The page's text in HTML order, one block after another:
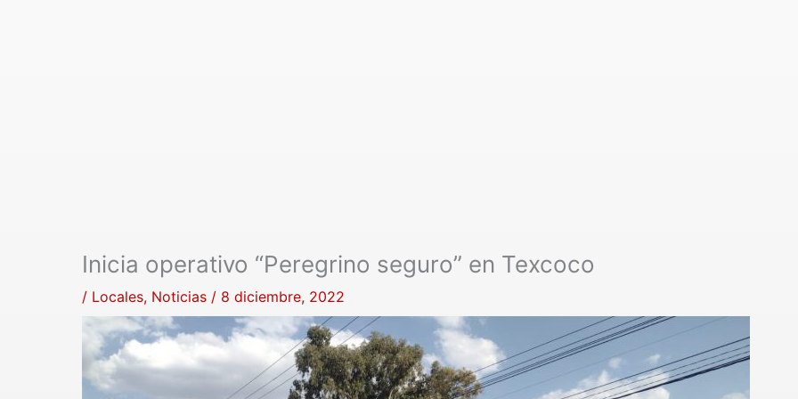
Inicia operativo “Peregrino seguro” en Texcoco
/ Locales, Noticias / 8 diciembre, 2022